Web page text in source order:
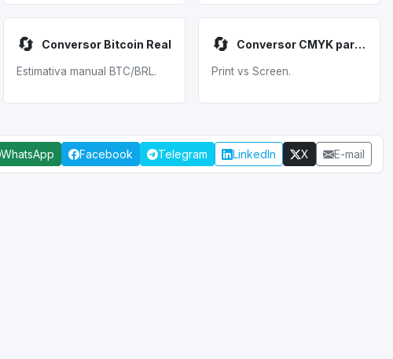
🔄 Conversor Bitcoin Real
Estimativa manual BTC/BRL.
🔄 Conversor CMYK para RGB
Print vs Screen.
WhatsApp Facebook Telegram LinkedIn X E-mail